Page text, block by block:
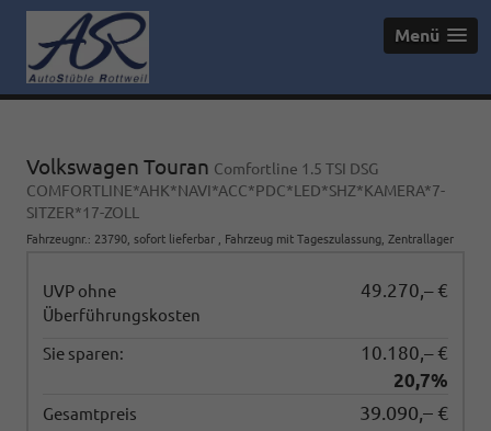
Menü
Volkswagen Touran Comfortline 1.5 TSI DSG
COMFORTLINE*AHK*NAVI*ACC*PDC*LED*SHZ*KAMERA*7-
SITZER*17-ZOLL
Fahrzeugnr. : 23790 sofort lieferbar Fahrzeug mit Tageszulassung , Zentrallager
UVP ohne
Überführungskosten
49.270,– €
Sie sparen:
10.180,– €
20,7%
Gesamtpreis 39.090,– €